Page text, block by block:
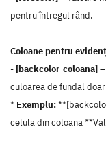
pentru întregul rând.
Coloane pentru
- [backcolor_coloana]
culoarea de fundal
* Exemplu:
celula din coloana